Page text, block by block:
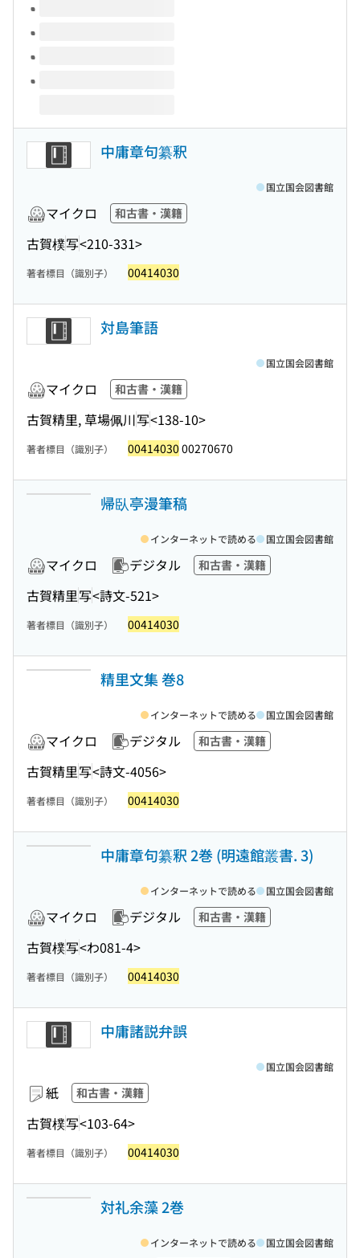
中庸章句纂釈
マイクロ 和古書・漢籍
古賀樸写<210-331>
国立国会図書館
著者標目（識別子） 00414030
対島筆語
マイクロ 和古書・漢籍
古賀精里, 草場佩川写<138-10>
国立国会図書館
著者標目（識別子） 00414030 00270670
帰臥亭漫筆稿
マイクロ デジタル 和古書・漢籍
古賀精里写<詩文-521>
インターネットで読める 国立国会図書館
著者標目（識別子） 00414030
精里文集 巻8
マイクロ デジタル 和古書・漢籍
古賀精里写<詩文-4056>
インターネットで読める 国立国会図書館
著者標目（識別子） 00414030
中庸章句纂釈 2巻 (明遠館叢書. 3)
マイクロ デジタル 和古書・漢籍
古賀樸写<わ081-4>
インターネットで読める 国立国会図書館
著者標目（識別子） 00414030
中庸諸説弁誤
紙 和古書・漢籍
古賀樸写<103-64>
国立国会図書館
著者標目（識別子） 00414030
対礼余藻 2巻
インターネットで読める 国立国会図書館